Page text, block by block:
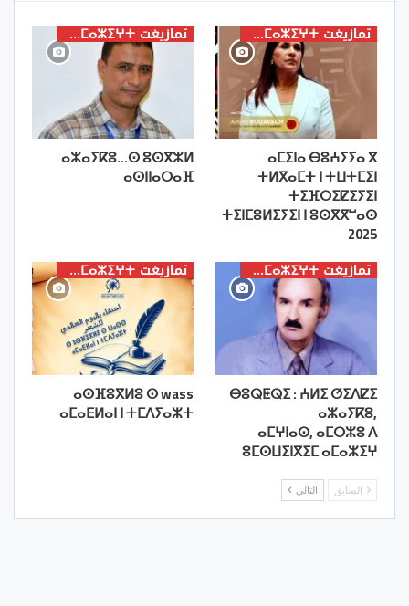
تمازيغت ⵜⴰⵎⴰⵣⵉⵖⵜ
ⴰⵎⵉⵏⴰ ⴱⵓⵄⵢⵢⴰ ⴳ
ⵜⵍⴳⴰⵎⵜ ⵏ ⵜⵡⵜⵎⵉⵏ
ⵜⵉⴼⵔⵉⵇⵉⵢⵉⵏ
ⵜⵉⵏⵎⵓⵍⵉⵢⵉⵏ ⵏ ⵓⵙⴳⴳⵯⴰⵙ
2025
تمازيغت ⵜⴰⵎⴰⵣⵉⵖⵜ
ⴰⵣⴰⵢⴽⵓ…ⵙ ⵓⵙⴳⵣⵍ
ⴰⵙⵏⵏⴰⵔⴰⴼ
تمازيغت ⵜⴰⵎⴰⵣⵉⵖⵜ
ⴱⵓⵕⵟⵕⵉ : ⵄⵍⵉ ⵚⵉⴷⵇⵉ
ⴰⵣⴰⵢⴽⵓ,
ⴰⵎⵖⵏⴰⵙ, ⴰⵎⵔⵣⵓ ⴷ
ⵓⵎⵙⵡⵉⵏⴳⵉⵎ ⴰⵎⴰⵣⵉⵖ
تمازيغت ⵜⴰⵎⴰⵣⵉⵖⵜ
ⴰⵙⴼⵓⴳⵍⵓ ⵙ wass
ⴰⵎⴰⴹⵍⴰⵏ ⵏ ⵜⵎⴷⵢⴰⵣⵜ
السابق التالي